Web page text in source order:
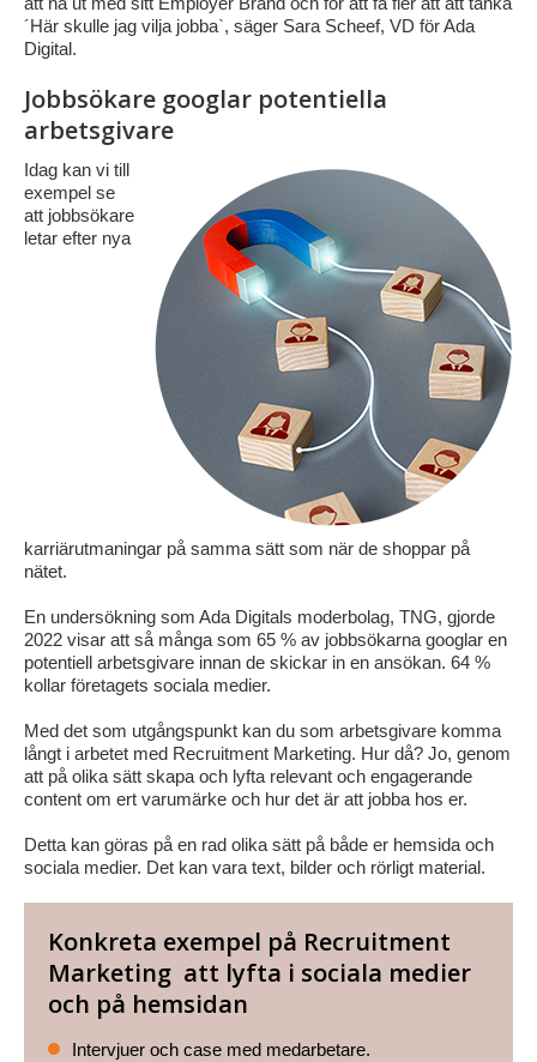
´Här skulle jag vilja jobba`, säger Sara Scheef, VD för Ada
Digital.
Jobbsökare googlar potentiella
arbetsgivare
Idag kan vi till
exempel se
att jobbsökare
letar efter nya
karriärutmaningar på samma sätt som när de shoppar på
nätet.
En undersökning som Ada Digitals moderbolag, TNG, gjorde
2022 visar att så många som 65 % av jobbsökarna googlar en
potentiell arbetsgivare innan de skickar in en ansökan. 64 %
kollar företagets sociala medier.
Med det som utgångspunkt kan du som arbetsgivare komma
långt i arbetet med Recruitment Marketing. Hur då? Jo, genom
att på olika sätt skapa och lyfta relevant och engagerande
content om ert varumärke och hur det är att jobba hos er.
Detta kan göras på en rad olika sätt på både er hemsida och
sociala medier. Det kan vara text, bilder och rörligt material.
Konkreta exempel på Recruitment
Marketing att lyfta i sociala medier
och på hemsidan
Intervjuer och case med medarbetare.